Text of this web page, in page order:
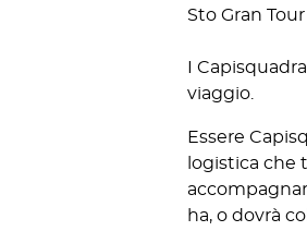
Sto Gran
I
viaggio.
Essere
logistica che
ha, o dovrà